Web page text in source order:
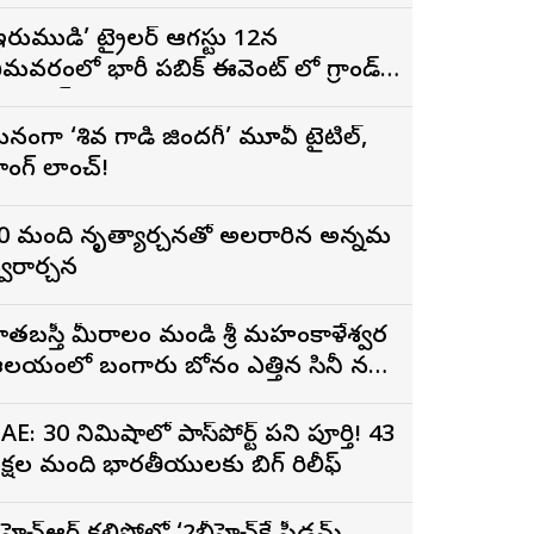
ట్రైలర్ ఆగస్టు 12న
భారీ పబ్లిక్ ఈవెంట్ లో గ్రాండ్
‘శివ గాడి జింద‌గీ’ మూవీ టైటిల్,
లాంచ్!
మంది నృత్యార్చనతో అలరారిన అన్నమ
మీరాలం మండి శ్రీ మహంకాళేశ్వర
బంగారు బోనం ఎత్తిన సినీ నటి,
30 నిమిషాల్లో పాస్‌పోర్ట్ పని పూర్తి! 43
మంది భారతీయులకు బిగ్ రిలీఫ్